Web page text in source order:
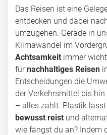
Das Reisen ist eine
entdecken und dabei
umzugehen. Gerade in
Klimawandel im
Achtsamkeit immer
fürnachhaltiges Reisen
Entscheidungen die
der Verkehrsmittel bis
– alles zählt. Plastik
bewusst reist und
wie fängst du an? Indem